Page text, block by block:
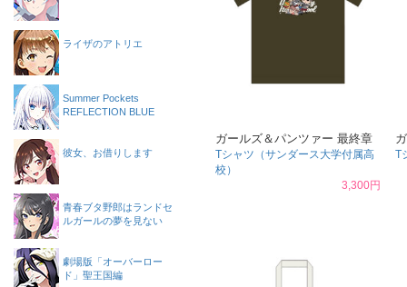
ガールズ＆パンツァー 最終章
Tシャツ（サンダース大学付属高
校）
3,300円
T
ライザのアトリエ
Summer Pockets
REFLECTION BLUE
彼女、お借りします
青春ブタ野郎はランドセ
ルガールの夢を見ない
劇場版「オーバーロー
ド」聖王国編